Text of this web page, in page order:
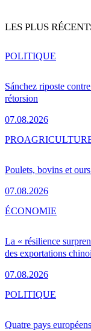
LES PLUS
Sánchez riposte
rétorsion
07.08.2026
POLITIQUE
Poulets, bovins et
07.08.2026
PRO
La « résilience
des exportations
07.08.2026
ÉCONOMIE
Quatre pays
POLITIQUE